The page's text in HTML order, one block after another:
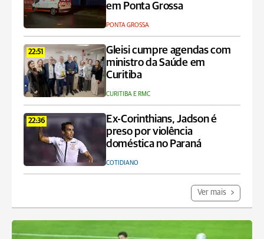
em Ponta Grossa
PONTA GROSSA
22:51
Gleisi cumpre agendas com
ministro da Saúde em
Curitiba
CURITIBA E RMC
22:36
Ex-Corinthians, Jadson é
preso por violência
doméstica no Paraná
COTIDIANO
Ver mais